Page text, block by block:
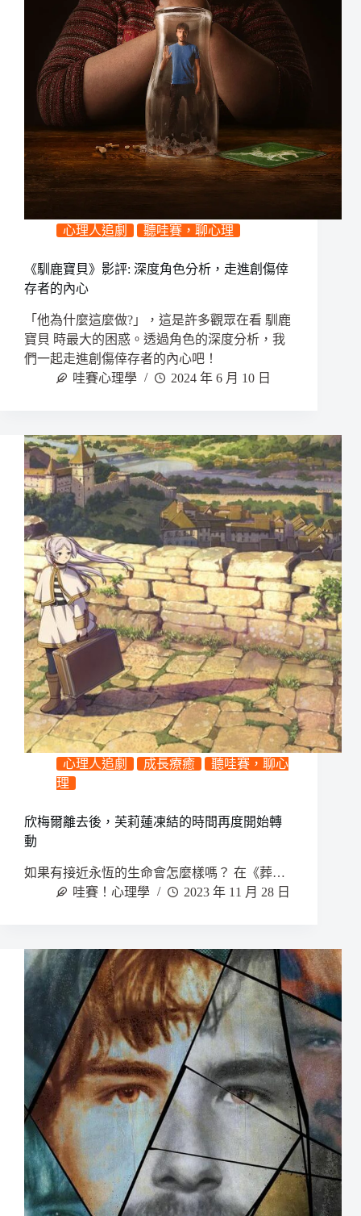
心理人追劇 聽哇賽，聊心理
《馴鹿寶貝》影評: 深度角色分析，走進創傷倖
存者的內心
「他為什麼這麼做?」，這是許多觀眾在看 馴鹿
寶貝 時最大的困惑。透過角色的深度分析，我
們一起走進創傷倖存者的內心吧！
哇賽心理學
2024 年 6 月 10 日
心理人追劇 成長療癒
聽哇賽，聊心
理
欣梅爾離去後，芙莉蓮凍結的時間再度開始轉
動
如果有接近永恆的生命會怎麼樣嗎？ 在《葬…
哇賽！心理學
2023 年 11 月 28 日